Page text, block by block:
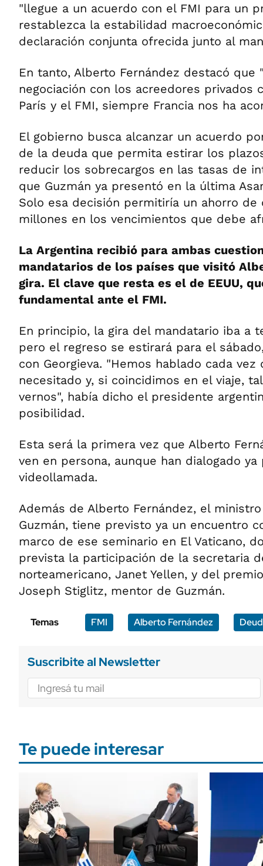
"llegue a un acuerdo con el FMI para un
restablezca la estabilidad
declaración conjunta ofrecida junto al
En tanto, Alberto Fernández destacó que
negociación con los acreedores privados
París y el FMI, siempre Francia nos ha
El gobierno busca alcanzar un acuerdo
de la deuda que permita estirar los
reducir los sobrecargos en las tasas de
que Guzmán ya presentó en la última
Solo esa decisión permitiría un ahorro de
millones en los vencimientos que debe
La Argentina recibió para ambas
mandatarios de los países que visitó
gira. El clave que resta es el de EEUU,
fundamental ante el FMI.
En principio, la gira del mandatario iba a
pero el regreso se estirará para el
con Georgieva. "Hemos hablado cada
necesitado y, si coincidimos en el viaje,
vernos", había dicho el presidente
posibilidad.
Esta será la primera vez que Alberto
ven en persona, aunque han dialogado
videollamada.
Además de Alberto Fernández, el
Guzmán, tiene previsto ya un encuentro
marco de ese seminario en El Vaticano,
prevista la participación de la secretaria
norteamericano, Janet Yellen, y del
Joseph Stiglitz, mentor de Guzmán.
Temas FMI Alberto Fernández
Suscribite al Newsletter
Te puede interesar